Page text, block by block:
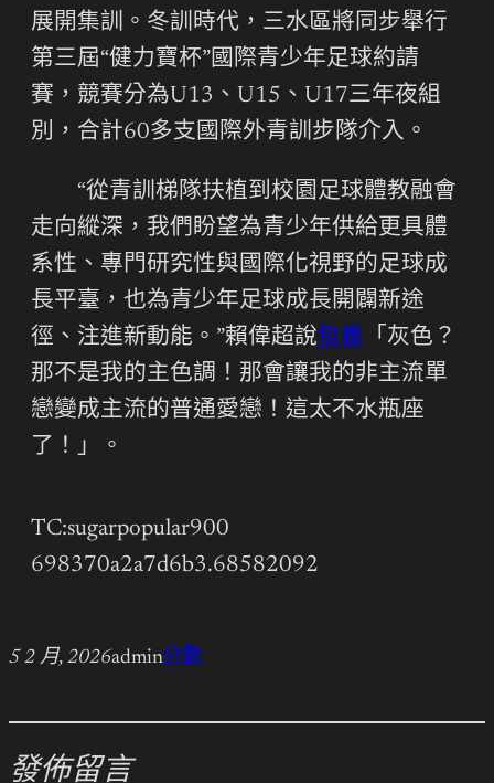
展開集訓。冬訓時代，三水區將同步舉行
第三屆“健力寶杯”國際青少年足球約請
賽，競賽分為U13、U15、U17三年夜組
別，合計60多支國際外青訓步隊介入。
“從青訓梯隊扶植到校園足球體教融會
走向縱深，我們盼望為青少年供給更具體
系性、專門研究性與國際化視野的足球成
長平臺，也為青少年足球成長開闢新途
徑、注進新動能。”賴偉超說包養 「灰色？
那不是我的主色調！那會讓我的非主流單
戀變成主流的普通愛戀！這太不水瓶座
了！」。
TC:sugarpopular900
698370a2a7d6b3.68582092
5 2 月, 2026admin分數
發佈留言